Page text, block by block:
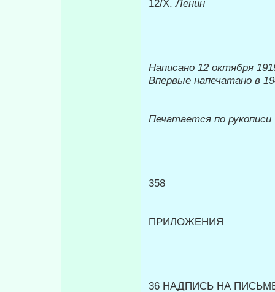
12/Х.Ленин
Написано 12 октября
Впервые напечатано в
Печатается по рукописи
358
ПРИЛОЖЕНИЯ
36 НАДПИСЬ НА